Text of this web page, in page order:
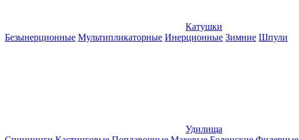
Катушки
Безынерционные Мультипликаторные Инерционные Зимние Шпули
Удилища